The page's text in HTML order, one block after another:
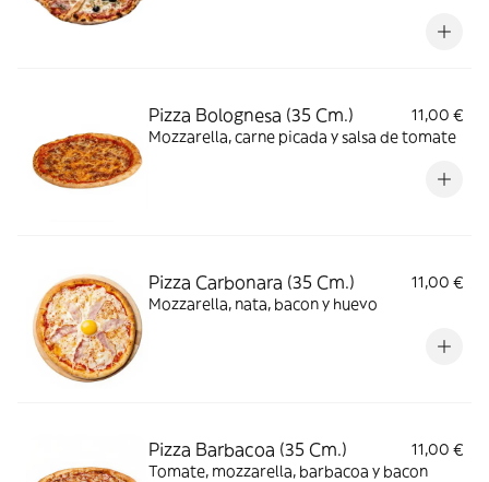
Pizza Bolognesa (35 Cm.)
11,00 €
Mozzarella, carne picada y salsa de tomate
Pizza Carbonara (35 Cm.)
11,00 €
Mozzarella, nata, bacon y huevo
Pizza Barbacoa (35 Cm.)
11,00 €
Tomate, mozzarella, barbacoa y bacon